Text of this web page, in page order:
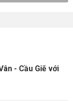
- Cầu Giẽ với